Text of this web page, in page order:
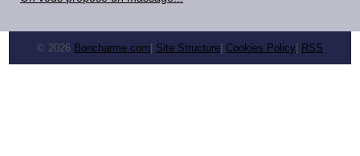
© 2026 Boncharme.com Site Structure Cookies Policy RSS